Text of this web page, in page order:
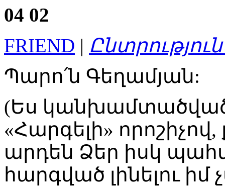
04 02
FRIEND |
Պարո՛ն Գեղամյան:
(Ես կանխամտածված
«Հարգելի»
արդեն Ձեր իսկ
հարգված լինելու